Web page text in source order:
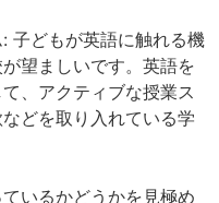
子どもが英語に触れる機
望ましいです。英語を
、アクティブな授業ス
どを取り入れている学
いるかどうかを見極め